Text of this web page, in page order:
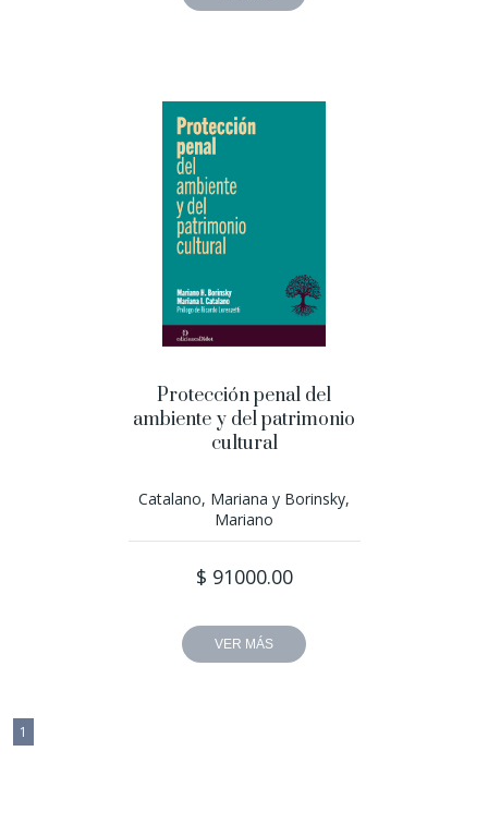
Protección penal del
ambiente y del patrimonio
cultural
Catalano, Mariana y Borinsky,
Mariano
$ 91000.00
VER MÁS
1